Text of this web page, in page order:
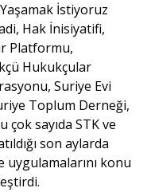
İstiyoruz
Hak İnisiyatifi,
Platformu,
Hukukçular
Suriye Evi
Toplum Derneği,
çok sayıda STK ve
son aylarda
uygulamalarını konu